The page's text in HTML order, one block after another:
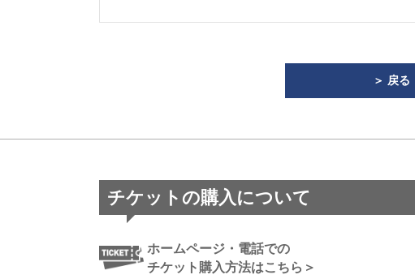
＞ 戻る
チケットの購入について
ホームページ・電話での
チケット購入方法はこちら＞